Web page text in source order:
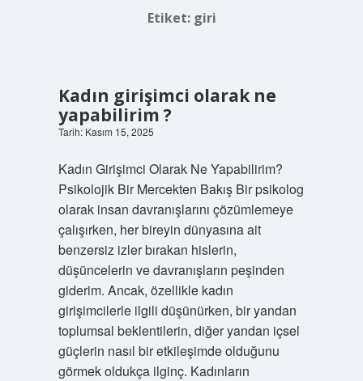
Etiket: giri
Kadın girişimci olarak ne
yapabilirim ?
Tarih: Kasım 15, 2025
Kadın Girişimci Olarak Ne Yapabilirim?
Psikolojik Bir Mercekten Bakış Bir psikolog
olarak insan davranışlarını çözümlemeye
çalışırken, her bireyin dünyasına ait
benzersiz izler bırakan hislerin,
düşüncelerin ve davranışların peşinden
giderim. Ancak, özellikle kadın
girişimcilerle ilgili düşünürken, bir yandan
toplumsal beklentilerin, diğer yandan içsel
güçlerin nasıl bir etkileşimde olduğunu
görmek oldukça ilginç. Kadınların